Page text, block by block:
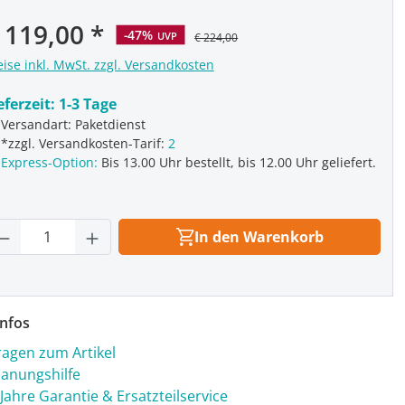
-47% UVP € 224,00
inkl. MwSt. zzgl. Versandkosten
1-3 Tage
Versandart: Paketdienst
*zzgl. Versandkosten-Tarif:2
Express-Option: Bis 13.00 Uhr bestellt, bis 12.00 Uhr geliefert.
Anzahl: Gib den gewünschten
In den Warenkorb
zum Artikel
Garantie & Ersatzteilservice